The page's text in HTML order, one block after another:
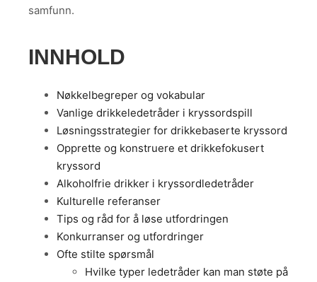
samfunn.
INNHOLD
Nøkkelbegreper og vokabular
Vanlige drikkeledetråder i kryssordspill
Løsningsstrategier for drikkebaserte kryssord
Opprette og konstruere et drikkefokusert
kryssord
Alkoholfrie drikker i kryssordledetråder
Kulturelle referanser
Tips og råd for å løse utfordringen
Konkurranser og utfordringer
Ofte stilte spørsmål
Hvilke typer ledetråder kan man støte på